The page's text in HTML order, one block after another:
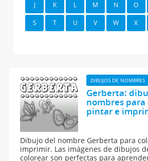
J K L M N O
S T U V W X
DIBUJOS DE NOMBRES
Gerberta:
nombres para
pintar e
Dibujo del nombre Gerberta para
imprimir. Las imágenes de dibujos
colorear son perfectas para